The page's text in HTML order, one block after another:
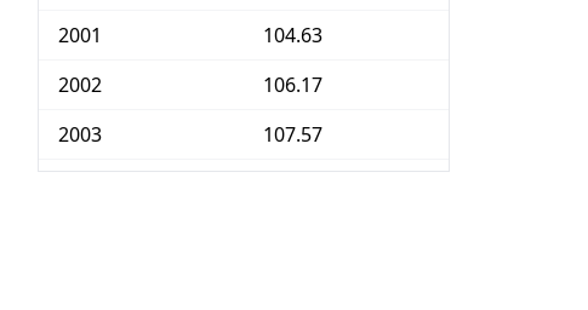
2001
104.63
2002
106.17
2003
107.57